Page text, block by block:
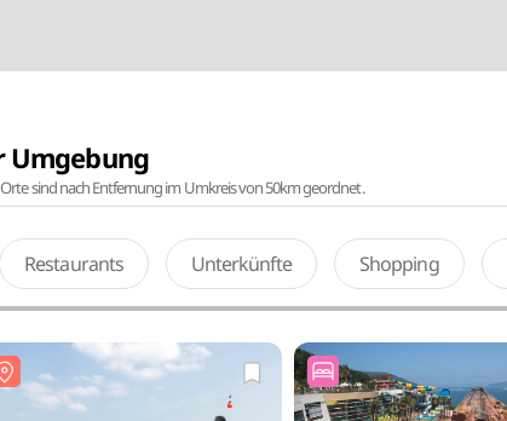
Umgebung
sind nach Entfernung im Umkreis von 50km geordnet.
Restaurants Unterkünfte Shopping